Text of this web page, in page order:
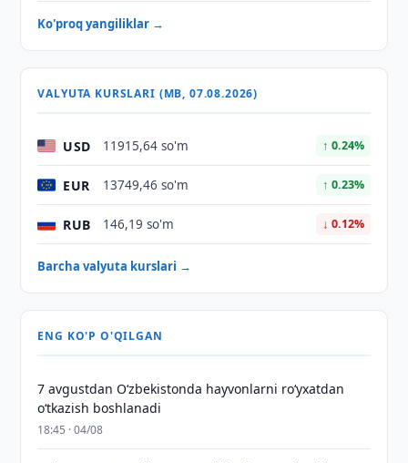
Ko'proq yangiliklar →
VALYUTA KURSLARI (MB, 07.08.2026)
USD 11915,64 so'm ↑ 0.24%
EUR 13749,46 so'm ↑ 0.23%
RUB 146,19 so'm ↓ 0.12%
Barcha valyuta kurslari →
ENG KO'P O'QILGAN
7 avgustdan O‘zbekistonda hayvonlarni ro‘yxatdan
o‘tkazish boshlanadi
18:45 · 04/08